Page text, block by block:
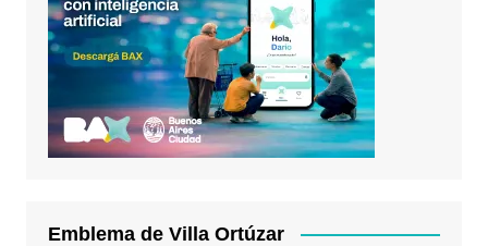
Emblema de Villa Ortúzar